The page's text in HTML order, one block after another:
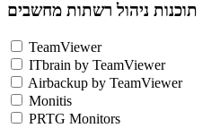
תוכנות ניהול רשתות מחשבים
TeamViewer
ITbrain by TeamViewer
Airbackup by TeamViewer
Monitis
PRTG Monitors